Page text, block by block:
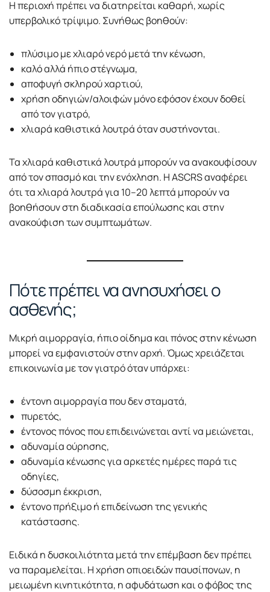
Η περιοχή πρέπει να διατηρείται καθαρή, χωρίς
υπερβολικό τρίψιμο. Συνήθως βοηθούν:
πλύσιμο με χλιαρό νερό μετά την κένωση,
καλό αλλά ήπιο στέγνωμα,
αποφυγή σκληρού χαρτιού,
χρήση οδηγιών/αλοιφών μόνο εφόσον έχουν δοθεί
από τον γιατρό,
χλιαρά καθιστικά λουτρά όταν συστήνονται.
Τα χλιαρά καθιστικά λουτρά μπορούν να ανακουφίσουν
από τον σπασμό και την ενόχληση. Η ASCRS αναφέρει
ότι τα χλιαρά λουτρά για 10–20 λεπτά μπορούν να
βοηθήσουν στη διαδικασία επούλωσης και στην
ανακούφιση των συμπτωμάτων.
Πότε πρέπει να ανησυχήσει ο
ασθενής;
Μικρή αιμορραγία, ήπιο οίδημα και πόνος στην κένωση
μπορεί να εμφανιστούν στην αρχή. Όμως χρειάζεται
επικοινωνία με τον γιατρό όταν υπάρχει:
έντονη αιμορραγία που δεν σταματά,
πυρετός,
έντονος πόνος που επιδεινώνεται αντί να μειώνεται,
αδυναμία ούρησης,
αδυναμία κένωσης για αρκετές ημέρες παρά τις
οδηγίες,
δύσοσμη έκκριση,
έντονο πρήξιμο ή επιδείνωση της γενικής
κατάστασης.
Ειδικά η δυσκοιλιότητα μετά την επέμβαση δεν πρέπει
να παραμελείται. Η χρήση οπιοειδών παυσίπονων, η
μειωμένη κινητικότητα, η αφυδάτωση και ο φόβος της